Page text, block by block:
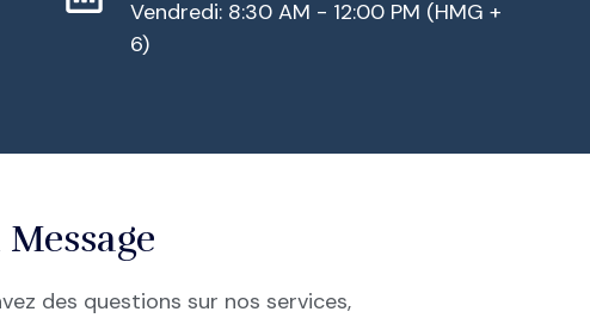
Vendredi: 8:30 AM - 12:00 PM (HMG +
6)
des questions sur nos services,